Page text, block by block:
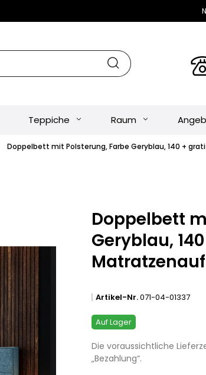
Teppiche Raum
Doppelbett mit Polsterung, Farbe Geryblau, 140 +
Doppelbett
Geryblau,
Artikel-Nr.071-04-01337
Auf Lager
Die voraussichtliche
„Bezahlung“.